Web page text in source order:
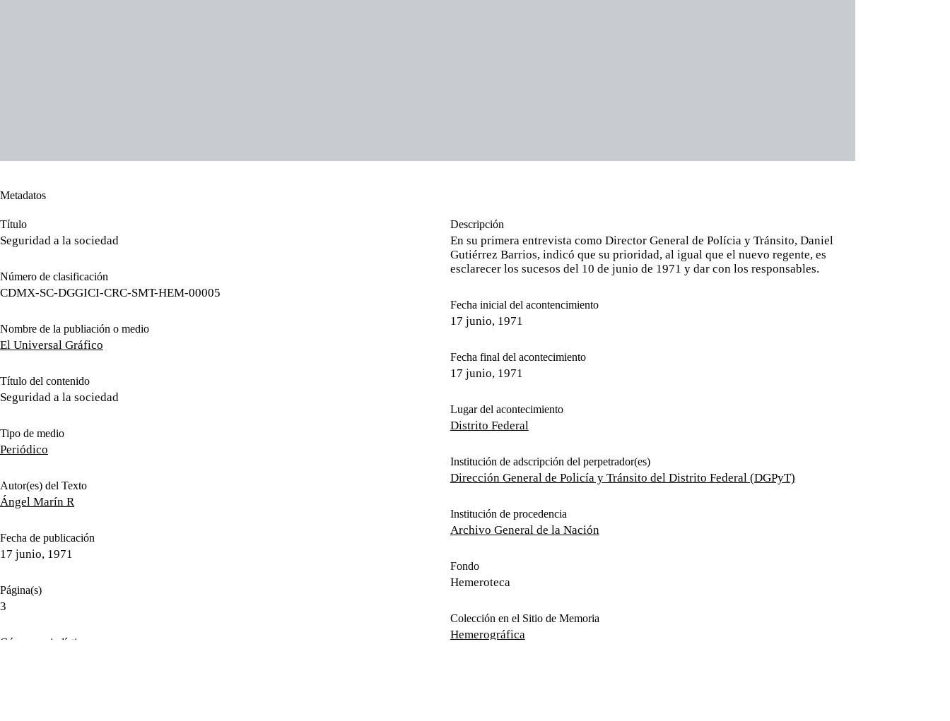
Metadatos
Título
Seguridad a la sociedad
Número de clasificación
CDMX-SC-DGGICI-CRC-SMT-HEM-00005
Nombre de la publiación o medio
El Universal Gráfico
Título del contenido
Seguridad a la sociedad
Tipo de medio
Periódico
Autor(es) del Texto
Ángel Marín R
Fecha de publicación
17 junio, 1971
Página(s)
3
Género periodístico
Descripción
En su primera entrevista como Director General de Polícia y Tránsito, Daniel
Gutiérrez Barrios, indicó que su prioridad, al igual que el nuevo regente, es
esclarecer los sucesos del 10 de junio de 1971 y dar con los responsables.
Fecha inicial del acontencimiento
17 junio, 1971
Fecha final del acontecimiento
17 junio, 1971
Lugar del acontecimiento
Distrito Federal
Institución de adscripción del perpetrador(es)
Dirección General de Policía y Tránsito del Distrito Federal (DGPyT)
Institución de procedencia
Archivo General de la Nación
Fondo
Hemeroteca
Colección en el Sitio de Memoria
Hemerográfica